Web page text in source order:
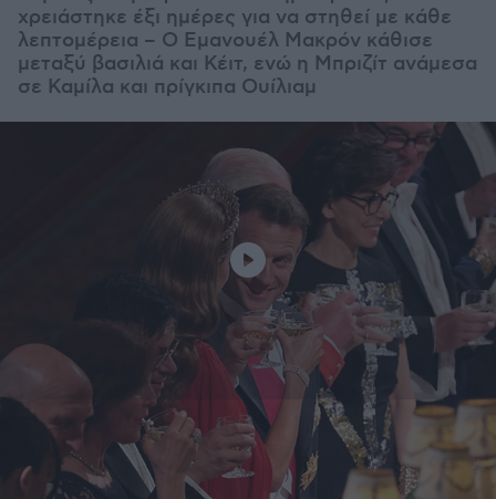
χρειάστηκε έξι ημέρες για να στηθεί με κάθε
λεπτομέρεια – Ο Εμανουέλ Μακρόν κάθισε
μεταξύ βασιλιά και Κέιτ, ενώ η Μπριζίτ ανάμεσα
σε Καμίλα και πρίγκιπα Ουίλιαμ